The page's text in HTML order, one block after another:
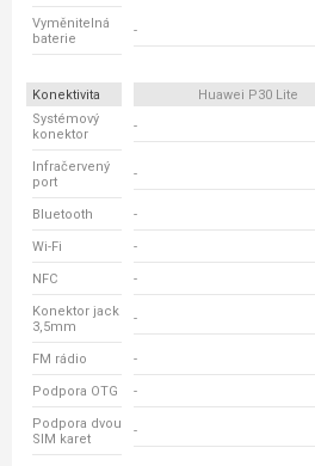
Vyměnitelná
baterie
-
Konektivita Huawei P30 Lite
Systémový
konektor
-
Infračervený
port
-
Bluetooth -
Wi-Fi -
NFC -
Konektor jack
3,5mm
-
FM rádio -
Podpora OTG -
Podpora dvou
SIM karet
-